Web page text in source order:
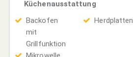
Küchenausstattung
Backofen
mit
Grillfunktion
Herdplatten